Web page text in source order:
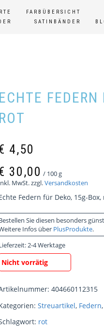
FARBÜBERSICHT
SATINBÄNDER
ECHTE
ROT
4,50
30,00 / 100g
MwSt.zzgl.Versandkosten
Federn für Deko, 15g-Box,
Sie diesen besonders
Infos über PlusProdukte.
2-4 Werktage
Nicht vorrätig
404660112315
Streuartikel, Federn,
rot